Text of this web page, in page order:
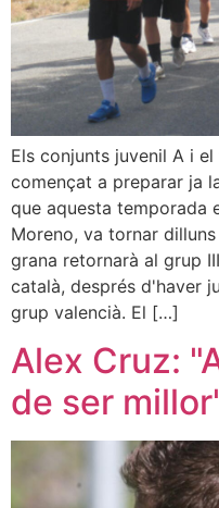
Els conjunts juvenil A i
començat a preparar ja
que aquesta temporada
Moreno, va tornar
grana retornarà al grup
català, després d'haver
grup valencià. El […]
Alex Cruz:
de ser